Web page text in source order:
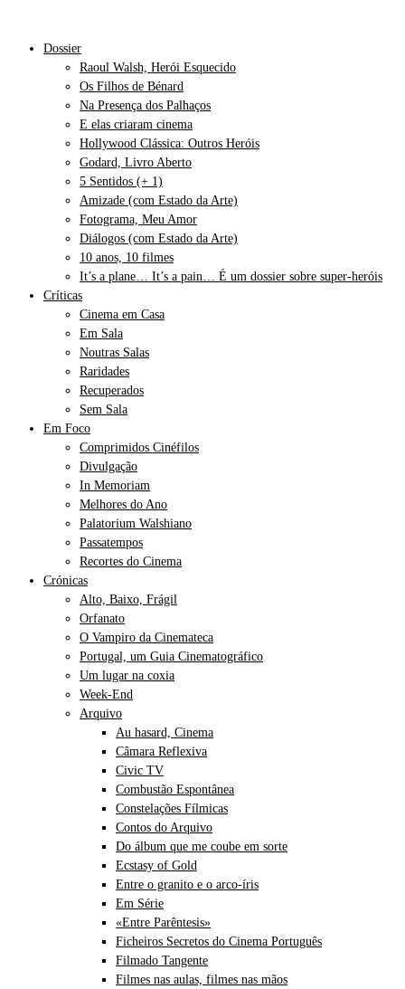
Dossier
Raoul Walsh, Herói Esquecido
Os Filhos de Bénard
Na Presença dos Palhaços
E elas criaram cinema
Hollywood Clássica: Outros Heróis
Godard, Livro Aberto
5 Sentidos (+ 1)
Amizade (com Estado da Arte)
Fotograma, Meu Amor
Diálogos (com Estado da Arte)
10 anos, 10 filmes
It’s a plane… It’s a pain… É um dossier sobre super-heróis
Críticas
Cinema em Casa
Em Sala
Noutras Salas
Raridades
Recuperados
Sem Sala
Em Foco
Comprimidos Cinéfilos
Divulgação
In Memoriam
Melhores do Ano
Palatorium Walshiano
Passatempos
Recortes do Cinema
Crónicas
Alto, Baixo, Frágil
Orfanato
O Vampiro da Cinemateca
Portugal, um Guia Cinematográfico
Um lugar na coxia
Week-End
Arquivo
Au hasard, Cinema
Câmara Reflexiva
Civic TV
Combustão Espontânea
Constelações Fílmicas
Contos do Arquivo
Do álbum que me coube em sorte
Ecstasy of Gold
Entre o granito e o arco-íris
Em Série
«Entre Parêntesis»
Ficheiros Secretos do Cinema Português
Filmado Tangente
Filmes nas aulas, filmes nas mãos